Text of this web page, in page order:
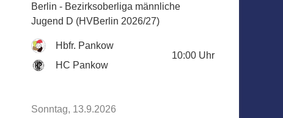
Berlin - Bezirksoberliga männliche
Jugend D (HVBerlin 2026/27)
Hbfr. Pankow
HC Pankow
10:00 Uhr
Sonntag, 13.9.2026